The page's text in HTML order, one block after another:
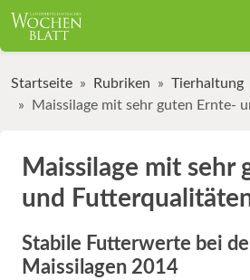
Startseite Rubriken Tierhaltung
Maissilage mit sehr guten Ernte-
Maissilage mit sehr
und
Stabile Futterwerte bei
Maissilagen 2014